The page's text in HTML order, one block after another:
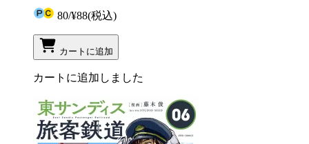
80/¥88(税込)
カートに追加
カートに追加しました